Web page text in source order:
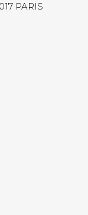
PARIS